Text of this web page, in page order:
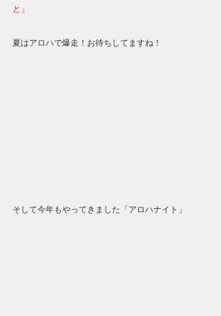
と」
夏はアロハで爆走！お待ちしてますね！
そして今年もやってきました「アロハナイト」